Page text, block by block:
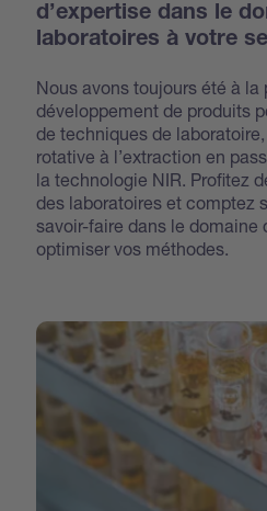
d’expertise dans le
laboratoires à votre
Nous avons toujours été à la
développement de produits
de techniques de
rotative à l’extraction en
la technologie NIR. Profitez
des laboratoires et comptez
savoir-faire dans le domaine
optimiser vos méthodes.